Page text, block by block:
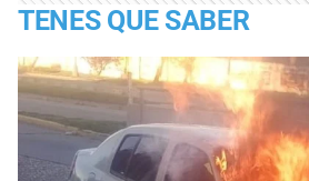
TENES QUE SABER